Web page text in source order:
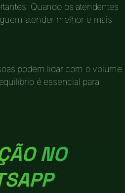
Quando os atendentes
atender melhor e mais
podem lidar com o volume
é essencial para
NO